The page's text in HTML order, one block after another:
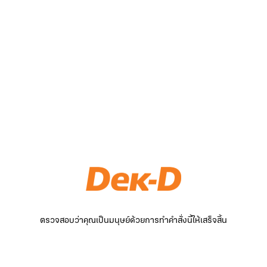
ตรวจสอบว่าคุณเป็นมนุษย์ด้วยการทำคำสั่งนี้ให้เสร็จสิ้น